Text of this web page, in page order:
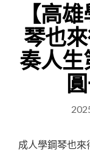
【高
琴也
奏人生
成人學鋼琴也